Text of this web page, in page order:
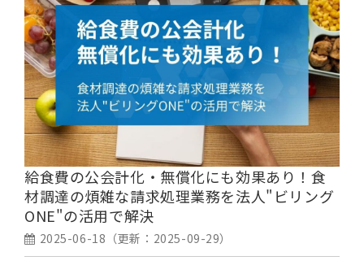
給食費の公会計化・無償化にも効果あり！食
材調達の煩雑な請求処理業務を法人"ビリング
ONE"の活用で解決
2025-06-18 （更新： 2025-09-29）